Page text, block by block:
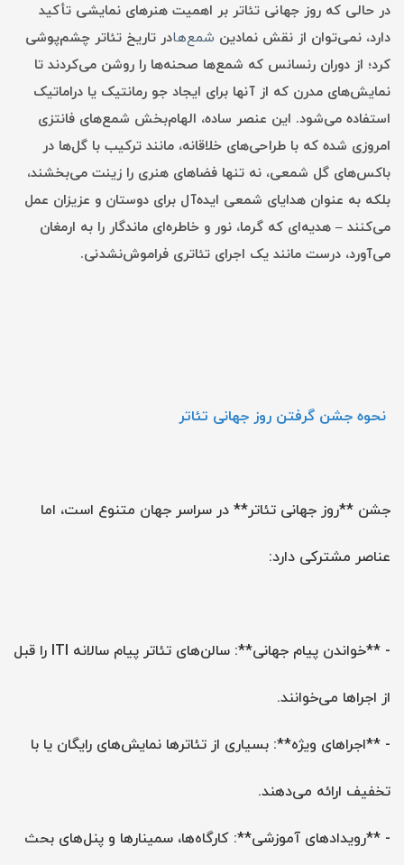
در حالی که روز جهانی تئاتر بر اهمیت هنرهای نمایشی تأکید
دارد، نمی‌توان از نقش نمادین شمع‌هادر تاریخ تئاتر چشم‌پوشی
کرد؛ از دوران رنسانس که شمع‌ها صحنه‌ها را روشن می‌کردند تا
نمایش‌های مدرن که از آنها برای ایجاد جو رمانتیک یا دراماتیک
استفاده می‌شود. این عنصر ساده، الهام‌بخش شمع‌های فانتزی
امروزی شده که با طراحی‌های خلاقانه، مانند ترکیب با گل‌ها در
باکس‌های گل شمعی، نه تنها فضاهای هنری را زینت می‌بخشند،
بلکه به عنوان هدایای شمعی ایده‌آل برای دوستان و عزیزان عمل
می‌کنند – هدیه‌ای که گرما، نور و خاطره‌ای ماندگار را به ارمغان
می‌آورد، درست مانند یک اجرای تئاتری فراموش‌نشدنی.
نحوه جشن گرفتن روز جهانی تئاتر
جشن **روز جهانی تئاتر** در سراسر جهان متنوع است، اما
عناصر مشترکی دارد:
- **خواندن پیام جهانی**: سالن‌های تئاتر پیام سالانه ITI را قبل
از اجراها می‌خوانند.
- **اجراهای ویژه**: بسیاری از تئاترها نمایش‌های رایگان یا با
تخفیف ارائه می‌دهند.
- **رویدادهای آموزشی**: کارگاه‌ها، سمینارها و پنل‌های بحث